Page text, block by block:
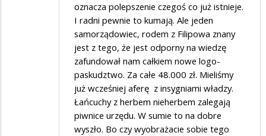
oznacza polepszenie czegoś co już istnieje.
I radni pewnie to kumają. Ale jeden
samorządowiec, rodem z Filipowa znany
jest z tego, że jest odporny na wiedzę
zafundował nam całkiem nowe logo-
paskudztwo. Za całe 48.000 zł. Mieliśmy
już wcześniej aferę z insygniami władzy.
Łańcuchy z herbem nieherbem zalegają
piwnice urzędu. W sumie to na dobre
wyszło. Bo czy wyobrażacie sobie tego